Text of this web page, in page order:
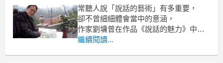
常聽人說「說話的藝術」有多重要，
卻不曾細細體會當中的意涵，
作家劉墉曾在作品《說話的魅力》中提
到：
繼續閱讀...